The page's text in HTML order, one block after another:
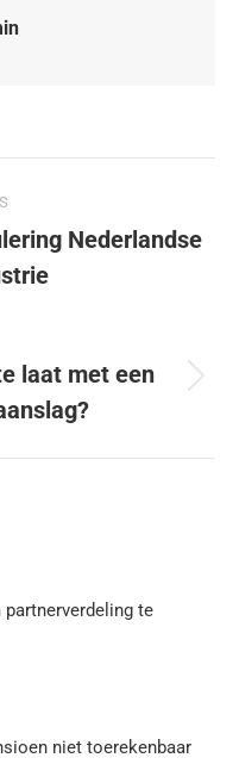
Nederlandse
laat met een
te
niet toerekenbaar